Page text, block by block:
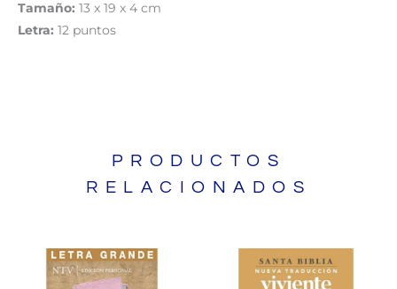
Tamaño: 13 x 19 x 4 cm
Letra: 12 puntos
PRODUCTOS
RELACIONADOS